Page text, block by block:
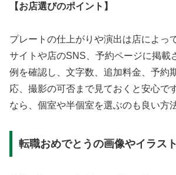
【お店選びのポイント】
プレートの仕上がりや演出は店によっ
サイトや店のSNS、予約ページに掲載
例を確認し、文字数、追加料金、予約
応、撮影の可否まで見ておくと安心で
なら、個室や半個室を選ぶのも良い方
転職おめでとうの画像やイラス